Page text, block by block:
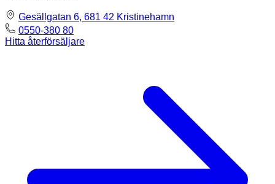
Gesällgatan 6, 681 42 Kristinehamn
0550-380 80
Hitta återförsäljare